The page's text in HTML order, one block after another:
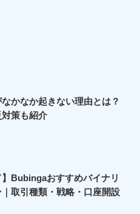
かなか起きない理由とは？
策も紹介
】Bubingaおすすめバイナリ
取引種類・戦略・口座開設